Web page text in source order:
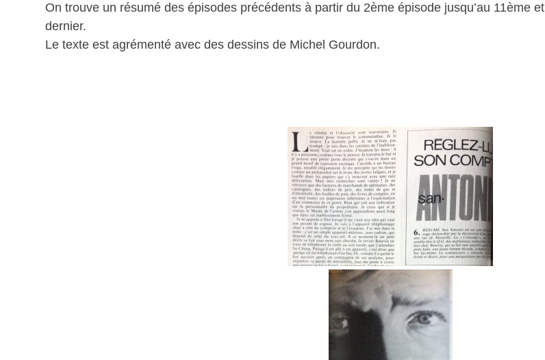
On trouve un résumé des épisodes précédents à partir du 2ème épisode jusqu’au 11ème et
dernier.
Le texte est agrémenté avec des dessins de Michel Gourdon.